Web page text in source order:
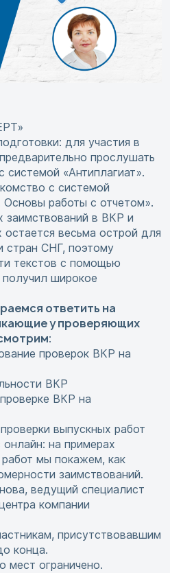
для участия в
прослушать
системой «Антиплагиат».
с системой
Основы работы с отчетом».
заимствований в ВКР и
остается весьма острой для
стран СНГ, поэтому
текстов с помощью
получил широкое
ответить на
у проверяющих
:
проверок ВКР на
ВКР
ВКР на
выпускных работ
на примерах
мы покажем, как
заимствований.
ведущий специалист
компании
присутствовавшим
конца.
ограничено.